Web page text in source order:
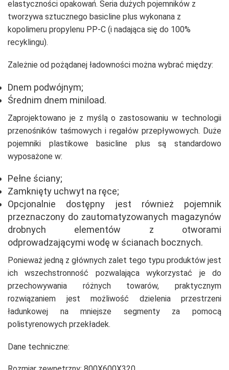
elastyczności opakowań. Seria dużych pojemników z
tworzywa sztucznego basicline plus wykonana z
kopolimeru propylenu PP-C (i nadająca się do 100%
recyklingu).
Zależnie od pożądanej ładowności można wybrać między:
Dnem podwójnym;
Średnim dnem miniload.
Zaprojektowano je z myślą o zastosowaniu w technologii
przenośników taśmowych i regałów przepływowych. Duże
pojemniki plastikowe basicline plus są standardowo
wyposażone w:
Pełne ściany;
Zamknięty uchwyt na ręce;
Opcjonalnie dostępny jest również pojemnik
przeznaczony do zautomatyzowanych magazynów
drobnych elementów z otworami
odprowadzającymi wodę w ścianach bocznych.
Ponieważ jedną z głównych zalet tego typu produktów jest
ich wszechstronność pozwalająca wykorzystać je do
przechowywania różnych towarów, praktycznym
rozwiązaniem jest możliwość dzielenia przestrzeni
ładunkowej na mniejsze segmenty za pomocą
polistyrenowych przekładek.
Dane techniczne: